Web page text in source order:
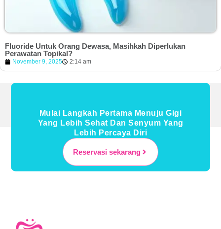
Fluoride Untuk Orang Dewasa, Masihkah Diperlukan
Perawatan Topikal?
November 9, 2025 2:14 am
Mulai Langkah Pertama Menuju Gigi
Yang Lebih Sehat Dan Senyum Yang
Lebih Percaya Diri
Reservasi sekarang